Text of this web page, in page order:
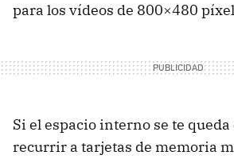
para los vídeos de 800×480
Si el espacio interno se te queda
recurrir a tarjetas de memoria